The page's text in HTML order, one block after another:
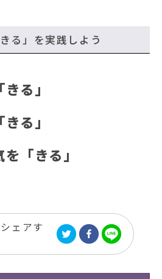
る」を実践しよう
る」
る」
「きる」
ェアす